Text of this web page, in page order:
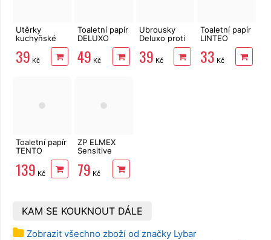
Utěrky
kuchyňské
Clean
2vrstvé, 4
39 Kč
Toaletní papír
DELUXO
3vrstvý 8 rolí,
132 m
49 Kč
Ubrousky
Deluxo proti
zabarvení
prádla 20 ks
39 Kč
Toaletní papír
LINTEO
Vlhčený 60
ks s dubovou
kůrou
33 Kč
Toaletní papír
TENTO
Delicate
3vrstvý 24
139 Kč
ZP ELMEX
Sensitive
Whitening 75
ml
79 Kč
KAM SE KOUKNOUT DÁLE
Zobrazit všechno zboží od značky Lybar